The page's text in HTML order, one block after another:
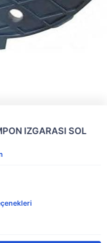
IZGARASI SOL